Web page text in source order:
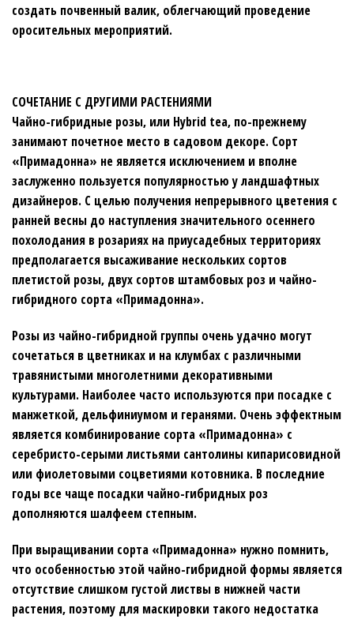
создать почвенный валик, облегчающий проведение
оросительных мероприятий.
СОЧЕТАНИЕ С ДРУГИМИ РАСТЕНИЯМИ
Чайно-гибридные розы, или Hybrіd tеa, по-прежнему
занимают почетное место в садовом декоре. Сорт
«Примадонна» не является исключением и вполне
заслуженно пользуется популярностью у ландшафтных
дизайнеров. С целью получения непрерывного цветения с
ранней весны до наступления значительного осеннего
похолодания в розариях на приусадебных территориях
предполагается высаживание нескольких сортов
плетистой розы, двух сортов штамбовых роз и чайно-
гибридного сорта «Примадонна».
Розы из чайно-гибридной группы очень удачно могут
сочетаться в цветниках и на клумбах с различными
травянистыми многолетними декоративными
культурами. Наиболее часто используются при посадке с
манжеткой, дельфиниумом и геранями. Очень эффектным
является комбинирование сорта «Примадонна» с
серебристо-серыми листьями сантолины кипарисовидной
или фиолетовыми соцветиями котовника. В последние
годы все чаще посадки чайно-гибридных роз
дополняются шалфеем степным.
При выращивании сорта «Примадонна» нужно помнить,
что особенностью этой чайно-гибридной формы является
отсутствие слишком густой листвы в нижней части
растения, поэтому для маскировки такого недостатка